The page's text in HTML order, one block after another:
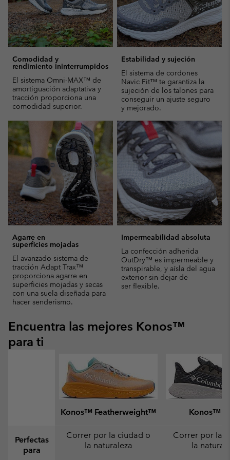
Comodidad y
rendimiento ininterrumpidos
El sistema Omni-MAX™ de
amortiguación adaptativa y
tracción proporciona una
comodidad superior.
Estabilidad y sujeción
El sistema de cordones
Navic Fit™ te garantiza la
sujeción de los talones para
conseguir un ajuste seguro
y mejorado.
Agarre en
superficies mojadas
El avanzado sistema de
tracción Adapt Trax™
proporciona agarre en
superficies mojadas y secas
con una suela diseñada para
hacer senderismo.
Impermeabilidad absoluta
La confección adherida
OutDry™ es impermeable y
transpirable, y aísla del agua
exterior sin dejar de
ser flexible.
Encuentra las mejores Konos™
para ti
Konos™ Featherweight™ Konos™
Perfectas
para
Correr por la ciudad o
la naturaleza
Correr por la
la